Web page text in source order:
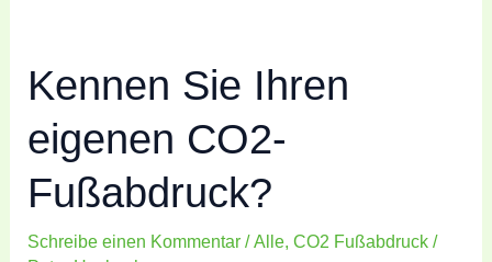
Kennen Sie Ihren
eigenen CO2-
Fußabdruck?
Schreibe einen Kommentar /Alle, CO2 Fußabdruck/